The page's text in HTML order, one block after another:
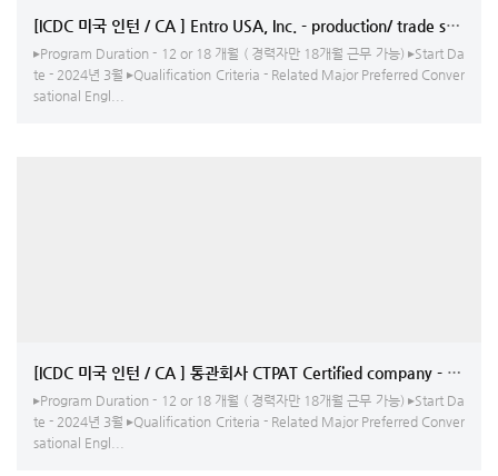
[ICDC 미국 인턴 / CA ] Entro USA, Inc. - production/ trade show
▸Program Duration - 12 or 18 개월 ( 경력자만 18개월 근무 가능) ▸Start Da
te - 2024년 3월 ▸Qualification Criteria - Related Major Preferred Conver
sational Engl...
[ICDC 미국 인턴 / CA ] 통관회사 CTPAT Certified company -
▸Program Duration - 12 or 18 개월 ( 경력자만 18개월 근무 가능) ▸Start Da
te - 2024년 3월 ▸Qualification Criteria - Related Major Preferred Conver
sational Engl...